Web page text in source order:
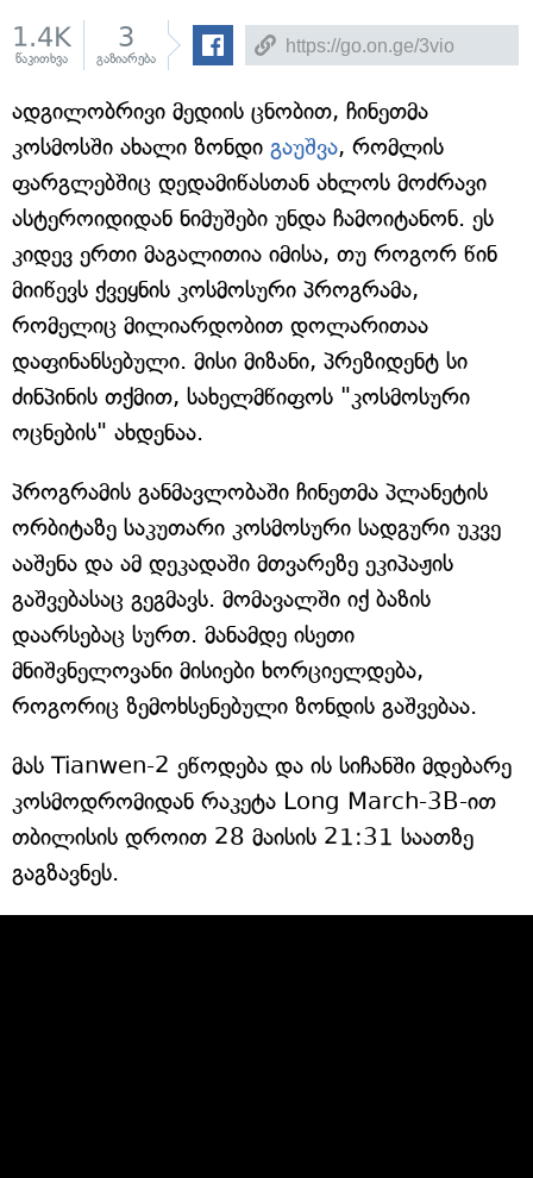
1.4K
წაკითხვა
3
გაზიარება
ადგილობრივი მედიის ცნობით, ჩინეთმა
კოსმოსში ახალი ზონდი გაუშვა, რომლის
ფარგლებშიც დედამიწასთან ახლოს მოძრავი
ასტეროიდიდან ნიმუშები უნდა ჩამოიტანონ. ეს
კიდევ ერთი მაგალითია იმისა, თუ როგორ წინ
მიიწევს ქვეყნის კოსმოსური პროგრამა,
რომელიც მილიარდობით დოლარითაა
დაფინანსებული. მისი მიზანი, პრეზიდენტ სი
ძინპინის თქმით, სახელმწიფოს "კოსმოსური
ოცნების" ახდენაა.
პროგრამის განმავლობაში ჩინეთმა პლანეტის
ორბიტაზე საკუთარი კოსმოსური სადგური უკვე
ააშენა და ამ დეკადაში მთვარეზე ეკიპაჟის
გაშვებასაც გეგმავს. მომავალში იქ ბაზის
დაარსებაც სურთ. მანამდე ისეთი
მნიშვნელოვანი მისიები ხორციელდება,
როგორიც ზემოხსენებული ზონდის გაშვებაა.
მას Tianwen-2 ეწოდება და ის სიჩანში მდებარე
კოსმოდრომიდან რაკეტა Long March-3B-ით
თბილისის დროით 28 მაისის 21:31 საათზე
გაგზავნეს.